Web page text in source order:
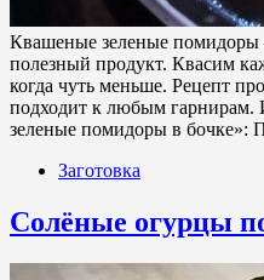
Квашеные зеленые
полезный продукт. Квасим
когда чуть меньше. Рецепт
подходит к любым
зеленые помидоры в
Заготовка
Солёные огурцы